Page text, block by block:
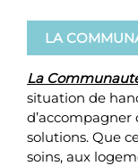
LA
La
situation de
d’accompagner
solutions. Que
soins, aux